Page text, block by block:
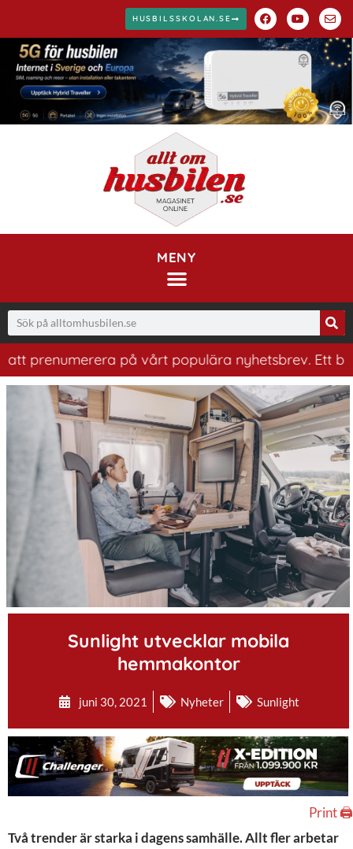
HUSBILSSKOLAN.SE
MENY
på vårt populära nyhetsbrev. Ett bra
Sunlight utvecklar mobila
hemmakontor
juni 30, 2021 Nyheter Sunlight
Print 🖨
Två trender är starka i dagens samhälle. Allt fler arbetar